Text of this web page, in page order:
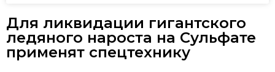
Для ликвидации гигантского
ледяного нароста на Сульфате
применят спецтехнику